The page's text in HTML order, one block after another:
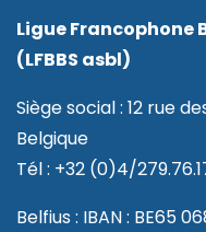
Ligue Francophone
(LFBBS asbl)
Siège social : 12 rue
Belgique
Tél : +32 (0)4/
Belfius : IBAN : BE65